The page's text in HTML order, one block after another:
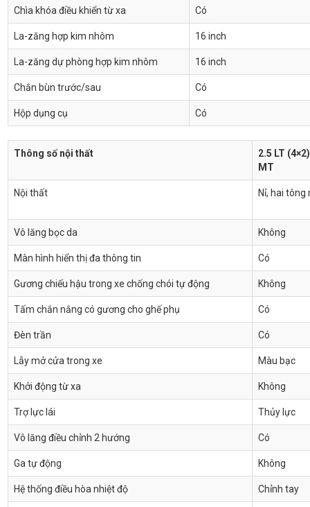
Chìa khóa điều khiển từ xa Có
La-zăng hợp kim nhôm 16 inch
La-zăng dự phòng hợp kim nhôm 16 inch
Chắn bùn trước/sau Có
Hộp dụng cụ Có
Thông số nội thất
2.5 LT (4×2)
MT
Nội thất Nỉ, hai
Vô lăng bọc da Không
Màn hình hiển thị đa thông tin Có
Gương chiếu hậu trong xe chống chói tự động Không
Tấm chắn nắng có gương cho ghế phụ Có
Đèn trần Có
Lẫy mở cửa trong xe Màu bạc
Khởi động từ xa Không
Trợ lực lái Thủy lực
Vô lăng điều chỉnh 2 hướng Có
Ga tự động Không
Hệ thống điều hòa nhiệt độ Chỉnh tay